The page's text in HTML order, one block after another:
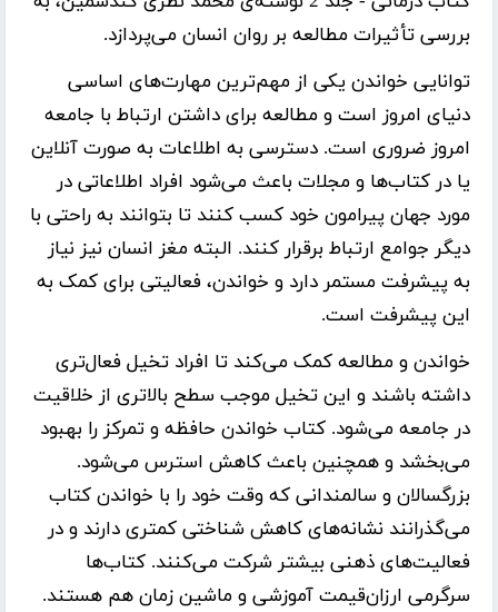
بررسی تأثیرات مطالعه بر روان انسان می‌پردازد.
توانایی خواندن یکی از مهم‌ترین مهارت‌های اساسی
دنیای امروز است و مطالعه برای داشتن ارتباط با جامعه
امروز ضروری است. دسترسی به اطلاعات به صورت آنلاین
یا در کتاب‌ها و مجلات باعث می‌شود افراد اطلاعاتی در
مورد جهان پیرامون خود کسب کنند تا بتوانند به راحتی با
دیگر جوامع ارتباط برقرار کنند. البته مغز انسان نیز نیاز
به پیشرفت مستمر دارد و خواندن، فعالیتی برای کمک به
این پیشرفت است.
خواندن و مطالعه کمک می‌کند تا افراد تخیل فعال‌تری
داشته باشند و این تخیل موجب سطح بالاتری از خلاقیت
در جامعه می‌شود. کتاب خواندن حافظه و تمرکز را بهبود
می‌بخشد و همچنین باعث کاهش استرس می‌شود.
بزرگسالان و سالمندانی که وقت خود را با خواندن کتاب
می‌گذرانند نشانه‌های کاهش شناختی کمتری دارند و در
فعالیت‌های ذهنی بیشتر شرکت می‌کنند. کتاب‌ها
سرگرمی ارزان‌قیمت آموزشی و ماشین زمان هم هستند.